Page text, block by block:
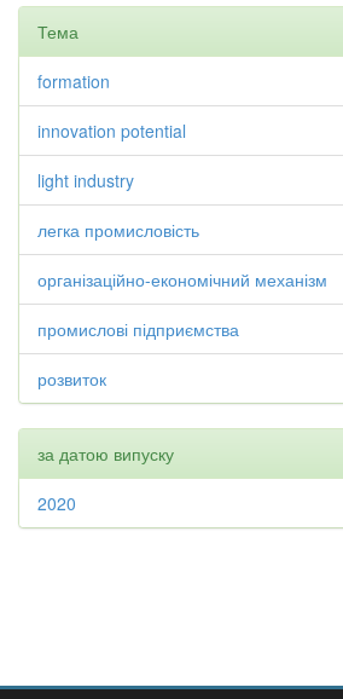
Тема
formation
innovation potential
light industry
легка промисловість
організаційно-економічний механізм
промислові підприємства
розвиток
за датою випуску
2020